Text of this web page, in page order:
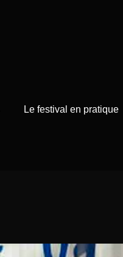
Le festival en pratique